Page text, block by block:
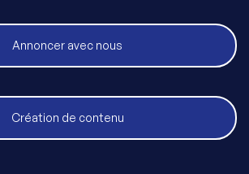
Annoncer avec nous
Création de contenu